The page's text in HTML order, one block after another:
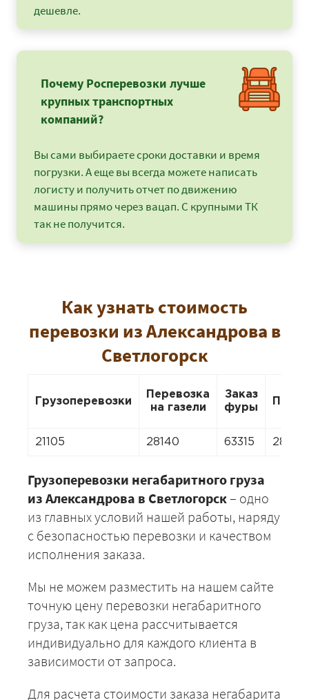
дешевле.
Почему Росперевозки лучше
крупных транспортных
компаний?
Вы сами выбираете сроки доставки и время
погрузки. А еще вы всегда можете написать
логисту и получить отчет по движению
машины прямо через вацап. С крупными ТК
так не получится.
Как узнать стоимость
перевозки из Александрова в
Светлогорск
Грузоперевозки
Перевозка
на газели
Заказ
фуры
21105 28140 63315 28140
Грузоперевозки негабаритного груза
из Александрова в Светлогорск– одно
из главных условий нашей работы, наряду
с безопасностью перевозки и качеством
исполнения заказа.
Мы не можем разместить на нашем сайте
точную цену перевозки негабаритного
груза, так как цена рассчитывается
индивидуально для каждого клиента в
зависимости от запроса.
Для расчета стоимости заказа негабарита